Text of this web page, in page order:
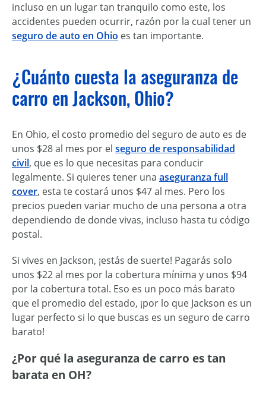
incluso en un lugar tan tranquilo como este, los
accidentes pueden ocurrir, razón por la cual tener un
seguro de auto en Ohio es tan importante.
¿Cuánto cuesta la aseguranza de
carro en Jackson, Ohio?
En Ohio, el costo promedio del seguro de auto es de
unos $28 al mes por el seguro de responsabilidad
civil, que es lo que necesitas para conducir
legalmente. Si quieres tener una aseguranza full
cover, esta te costará unos $47 al mes. Pero los
precios pueden variar mucho de una persona a otra
dependiendo de donde vivas, incluso hasta tu código
postal.
Si vives en Jackson, ¡estás de suerte! Pagarás solo
unos $22 al mes por la cobertura mínima y unos $94
por la cobertura total. Eso es un poco más barato
que el promedio del estado, ¡por lo que Jackson es un
lugar perfecto si lo que buscas es un seguro de carro
barato!
¿Por qué la aseguranza de carro es tan
barata en OH?